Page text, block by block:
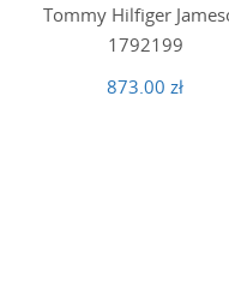
Tommy Hilfiger
1792199
873.00 zł